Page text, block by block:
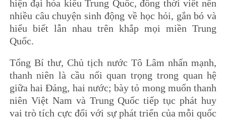
hiện đại hóa kiểu Trung Quốc, đồng thời viết nên
nhiều câu chuyện sinh động về học hỏi, gắn bó và
hiểu biết lẫn nhau trên khắp mọi miền Trung
Quốc.
Tổng Bí thư, Chủ tịch nước Tô Lâm nhấn mạnh,
thanh niên là cầu nối quan trọng trong quan hệ
giữa hai Đảng, hai nước; bày tỏ mong muốn thanh
niên Việt Nam và Trung Quốc tiếp tục phát huy
vai trò tích cực đối với sự phát triển của mỗi quốc